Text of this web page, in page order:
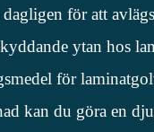
för att
ytan hos
för
kan du göra en